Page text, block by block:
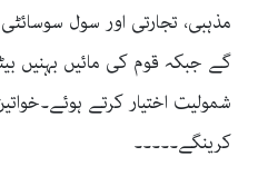
مذہبی، تجارتی اور سول
گے جبکہ قوم کی مائیں بہنیں
شمولیت اختیار کرتے
کرینگے۔۔۔۔۔